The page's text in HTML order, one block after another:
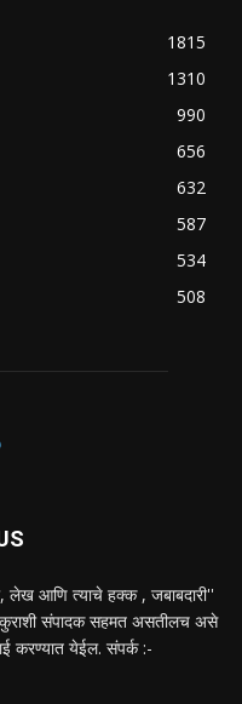
1815
1310
990
656
632
587
534
508
लेख आणि त्याचे हक्क , जबाबदारी''
संपादक सहमत असतीलच असे
करण्यात येईल. संपर्क :-